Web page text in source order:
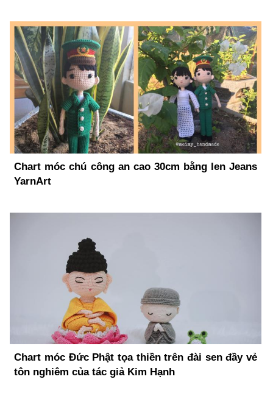
Chart móc chú công an cao 30cm bằng len Jeans
YarnArt
Chart móc Đức Phật tọa thiền trên đài sen đầy vẻ
tôn nghiêm của tác giả Kim Hạnh